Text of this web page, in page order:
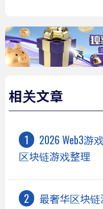
相关文章
2026 Web3
区块链游戏整理
最奢华区块链